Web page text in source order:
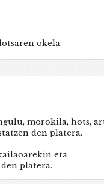
okela.
morokila, hots,
den platera.
eta
platera.